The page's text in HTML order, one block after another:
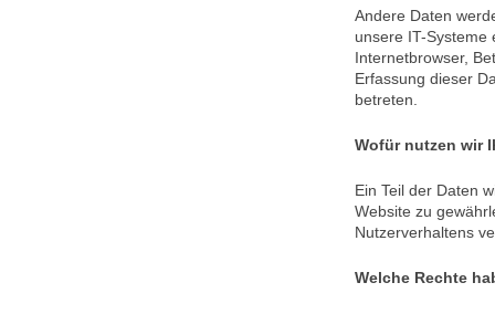
Andere Daten
unsere IT-Systeme
Internetbrowser,
Erfassung dieser
betreten.
Wofür nutzen wir
Ein Teil der Daten
Website zu
Nutzerverhaltens
Welche Rechte